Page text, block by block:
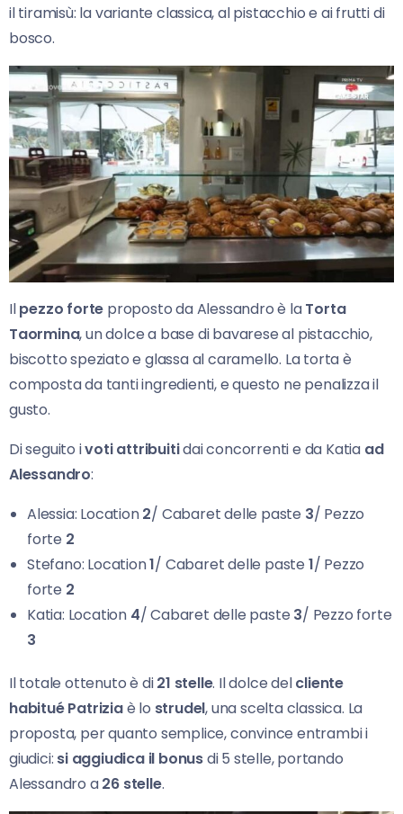
il tiramisù: la variante classica, al pistacchio e ai frutti di
bosco.
Ilpezzo forte proposto da Alessandro è laTorta
Taormina, un dolce a base di bavarese al pistacchio,
biscotto speziato e glassa al caramello. La torta è
composta da tanti ingredienti, e questo ne penalizza il
gusto.
Di seguito ivoti attribuitidai concorrenti e da Katia ad
Alessandro:
Alessia: Location2/ Cabaret delle paste 3/ Pezzo
forte 2
Stefano: Location1/ Cabaret delle paste 1/ Pezzo
forte 2
Katia: Location 4/ Cabaret delle paste 3/ Pezzo forte
3
Il totale ottenuto è di21 stelle. Il dolce delcliente
habitué Patriziaè lo strudel, una scelta classica. La
proposta, per quanto semplice, convince entrambi i
giudici: si aggiudica il bonusdi 5 stelle, portando
Alessandro a26 stelle.